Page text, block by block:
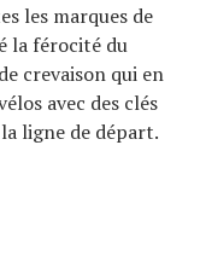
les marques de
la férocité du
crevaison qui en
avec des clés
ligne de départ.